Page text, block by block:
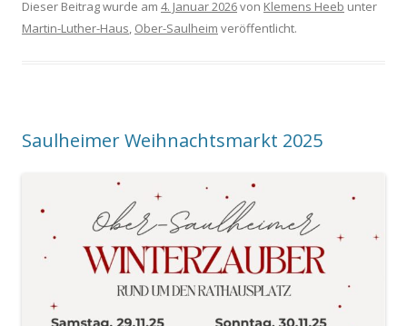
Dieser Beitrag wurde am 4. Januar 2026von Klemens Heeb unter
Martin-Luther-Haus Ober-Saulheim veröffentlicht.
Saulheimer Weihnachtsmarkt 2025